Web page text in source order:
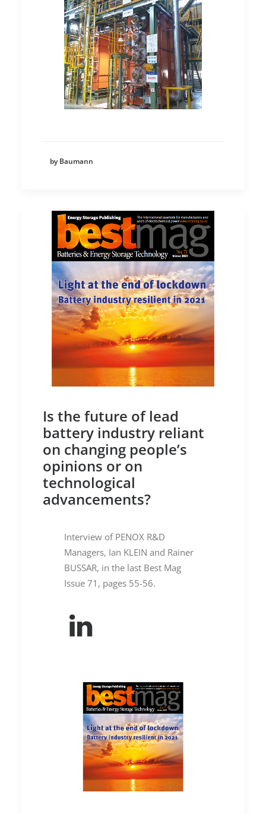
by Baumann
Is the future of lead
battery industry reliant
on changing people’s
opinions or on
technological
advancements?
Interview of PENOX R&D
Managers, Ian KLEIN and Rainer
BUSSAR, in the last Best Mag
Issue 71, pages 55-56.